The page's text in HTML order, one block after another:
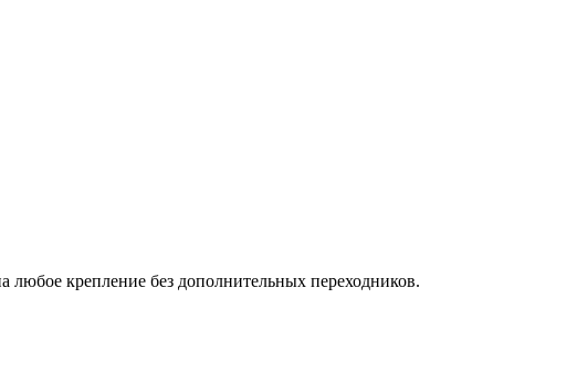
крепление без дополнительных переходников.